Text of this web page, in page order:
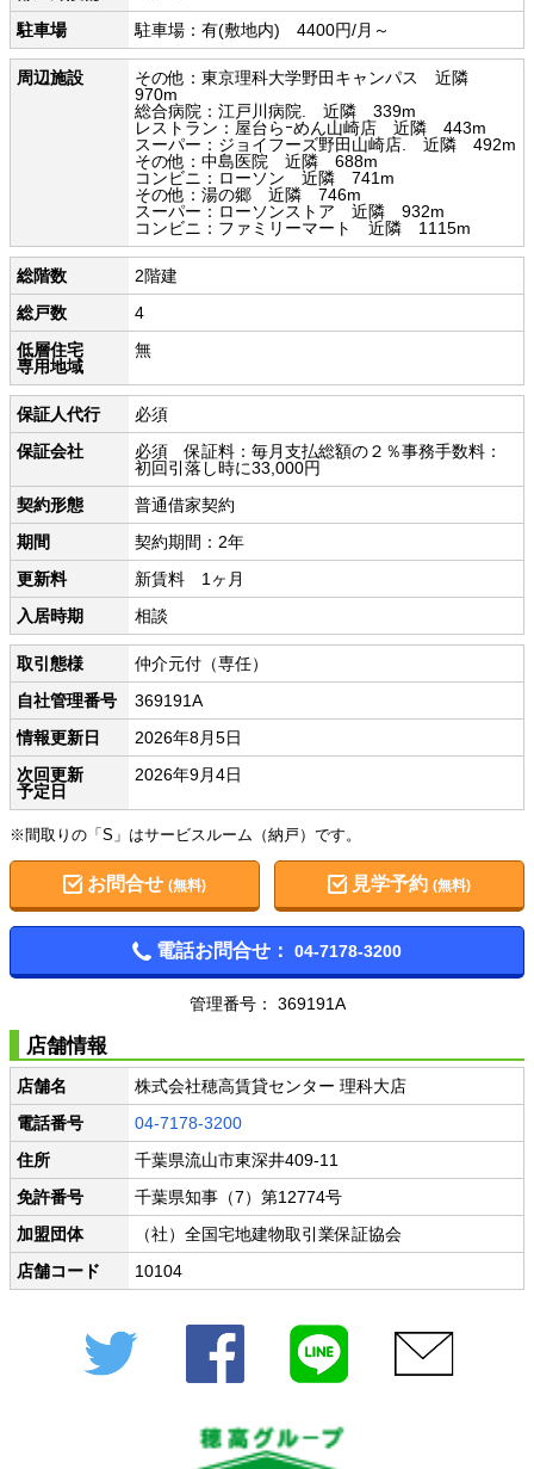
駐車場
駐車場：有(敷地内) 4400円/月～
周辺施設
その他：東京理科大学野田キャンパス 近隣
970m
総合病院：江戸川病院. 近隣 339m
レストラン：屋台らｰめん山崎店 近隣 443m
スーパー：ジョイフーズ野田山崎店. 近隣 492m
その他：中島医院 近隣 688m
コンビニ：ローソン 近隣 741m
その他：湯の郷 近隣 746m
スーパー：ローソンストア 近隣 932m
コンビニ：ファミリーマート 近隣 1115m
総階数
2階建
総戸数
4
低層住宅
専用地域
無
保証人代行
必須
保証会社
必須 保証料：毎月支払総額の２％事務手数料：
初回引落し時に33,000円
契約形態
普通借家契約
期間
契約期間：2年
更新料
新賃料 1ヶ月
入居時期
相談
取引態様
仲介元付（専任）
自社管理番号
369191A
情報更新日
2026年8月5日
次回更新
予定日
2026年9月4日
※間取りの「S」はサービスルーム（納戸）です。
お問合せ (無料) 見学予約(無料)
電話お問合せ： 04-7178-3200
管理番号： 369191A
店舗情報
店舗名
株式会社穂高賃貸センター 理科大店
電話番号
04-7178-3200
住所
千葉県流山市東深井409-11
免許番号
千葉県知事（7）第12774号
加盟団体
（社）全国宅地建物取引業保証協会
店舗コード
10104
Twitter Facebook